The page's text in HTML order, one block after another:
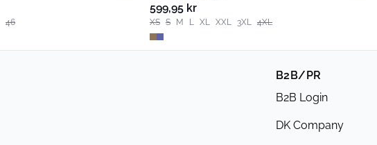
46
599,95 kr
XS S M L XL XXL 3XL 4XL
B2B/PR
B2B Login
DK Company